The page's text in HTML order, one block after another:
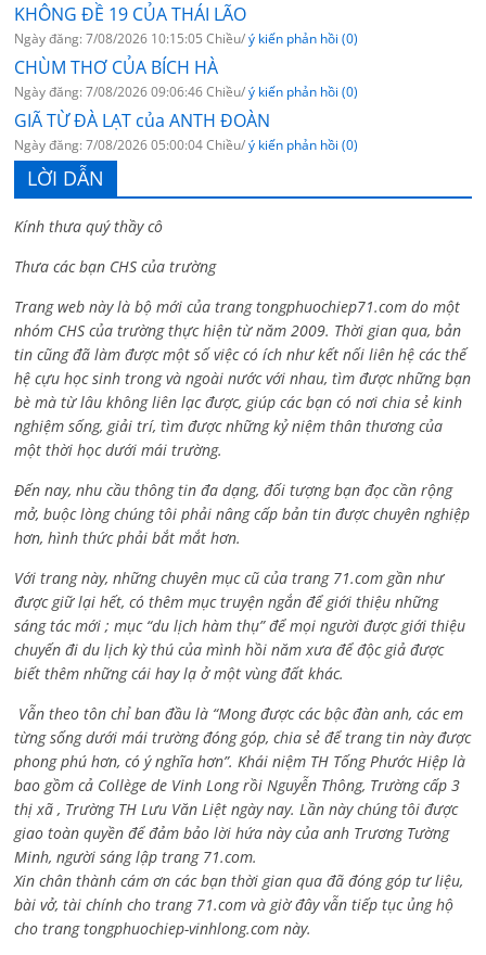
KHÔNG ĐỀ 19 CỦA THÁI LÃO
Ngày đăng: 7/08/2026 10:15:05 Chiều/ý kiến phản hồi (0)
CHÙM THƠ CỦA BÍCH HÀ
Ngày đăng: 7/08/2026 09:06:46 Chiều/ý kiến phản hồi (0)
GIÃ TỪ ĐÀ LẠT của ANTH ĐOÀN
Ngày đăng: 7/08/2026 05:00:04 Chiều/ý kiến phản hồi (0)
LỜI DẪN
Kính thưa quý thầy cô
Thưa các bạn CHS của trường
Trang web này là bộ mới của trang tongphuochiep71.com do một
nhóm CHS của trường thực hiện từ năm 2009. Thời gian qua, bản
tin cũng đã làm được một số việc có ích như kết nối liên hệ các thế
hệ cựu học sinh trong và ngoài nước với nhau, tìm được những bạn
bè mà từ lâu không liên lạc được, giúp các bạn có nơi chia sẻ kinh
nghiệm sống, giải trí, tìm được những kỷ niệm thân thương của
một thời học dưới mái trường.
Đến nay, nhu cầu thông tin đa dạng, đối tượng bạn đọc cần rộng
mở, buộc lòng chúng tôi phải nâng cấp bản tin được chuyên nghiệp
hơn, hình thức phải bắt mắt hơn.
Với trang này, những chuyên mục cũ của trang 71.com gần như
được giữ lại hết, có thêm mục truyện ngắn để giới thiệu những
sáng tác mới ; mục “du lịch hàm thụ” để mọi người được giới thiệu
chuyến đi du lịch kỳ thú của mình hồi năm xưa để độc giả được
biết thêm những cái hay lạ ở một vùng đất khác.
Vẫn theo tôn chỉ ban đầu là “Mong được các bậc đàn anh, các em
từng sống dưới mái trường đóng góp, chia sẻ để trang tin này được
phong phú hơn, có ý nghĩa hơn”. Khái niệm TH Tống Phước Hiệp là
bao gồm cả Collège de Vinh Long rồi Nguyễn Thông, Trường cấp 3
thị xã , Trường TH Lưu Văn Liệt ngày nay. Lần này chúng tôi được
giao toàn quyền để đảm bảo lời hứa này của anh Trương Tường
Minh, người sáng lập trang 71.com.
Xin chân thành cám ơn các bạn thời gian qua đã đóng góp tư liệu,
bài vở, tài chính cho trang 71.com và giờ đây vẫn tiếp tục ủng hộ
cho trang tongphuochiep-vinhlong.com này.